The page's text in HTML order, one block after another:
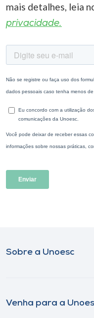
mais detalhes, leia
privacidade.
Sobre a Unoesc
Venha para a